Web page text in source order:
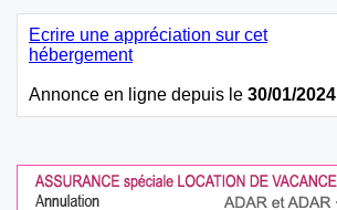
Ecrire une appréciation sur cet
hébergement
Annonce en ligne depuis le 30/01/2024